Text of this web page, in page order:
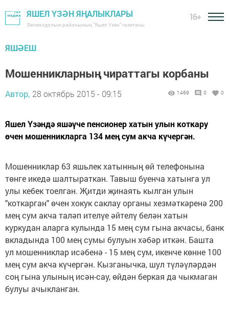
ЯШЕЛ ҮЗӘН ЯҢАЛЫКЛАРЫ
Зеленодольск районының "Яшел Үзән" газетасы
16+
ЯШӘЕШ
Мошенникларның чираттагы корбаны
Автор, 28 октябрь 2015 - 09:15 1469 0 0
Яшел Үзәндә яшәүче пенсионер хатын улын коткару
өчен мошенникларга 134 мең сум акча күчергән.
Мошенниклар 63 яшьлек хатынның өй телефонына
төнге икедә шалтыраткан. Тавыш буенча хатынга ул
улы кебек тоелган. Җитди җинаять кылган улын
"коткарган" өчен хокук саклау органы хезмәткәренә 200
мең сум акча таләп ителүе әйтелү белән хатын
куркудан аларга кулында 15 мең сум гына акчасы, банк
вкладында 100 мең сумы булуын хәбәр иткән. Башта
ул мошенниклар исәбенә - 15 мең сум, икенче көнне 100
мең сум акча күчергән. Кызганычка, шул түләүләрдән
соң гына улының исән-сау, өйдән беркая да чыкмаган
булуы ачыкланган.